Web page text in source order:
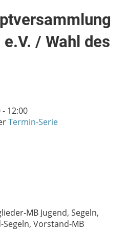
/ Wahl des
12:00
Termin-Serie
MB Jugend, Segeln,
Vorstand-MB